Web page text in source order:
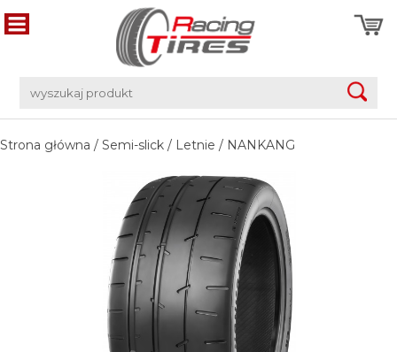
Strona główna / Semi-slick / Letnie / NANKANG